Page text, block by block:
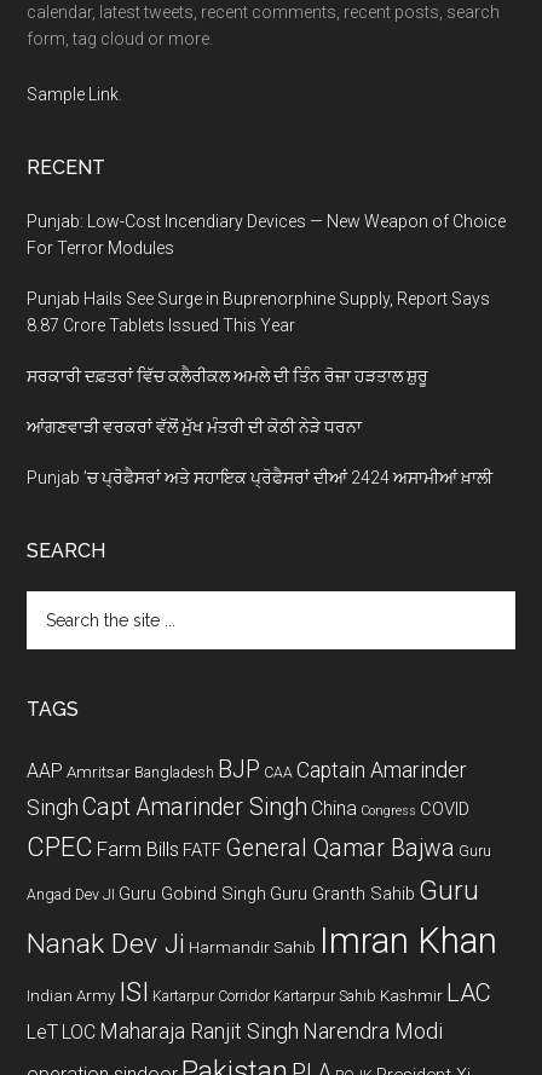
calendar, latest tweets, recent comments, recent posts, search
form, tag cloud or more.
Sample Link.
RECENT
Punjab: Low-Cost Incendiary Devices — New Weapon of Choice
For Terror Modules
Punjab Hails See Surge in Buprenorphine Supply, Report Says
8.87 Crore Tablets Issued This Year
ਸਰਕਾਰੀ ਦਫ਼ਤਰਾਂ ਵਿੱਚ ਕਲੈਰੀਕਲ ਅਮਲੇ ਦੀ ਤਿੰਨ ਰੋਜ਼ਾ ਹੜਤਾਲ ਸ਼ੁਰੂ
ਆਂਗਣਵਾੜੀ ਵਰਕਰਾਂ ਵੱਲੋਂ ਮੁੱਖ ਮੰਤਰੀ ਦੀ ਕੋਠੀ ਨੇੜੇ ਧਰਨਾ
Punjab ’ਚ ਪ੍ਰੋਫੈਸਰਾਂ ਅਤੇ ਸਹਾਇਕ ਪ੍ਰੋਫੈਸਰਾਂ ਦੀਆਂ 2424 ਅਸਾਮੀਆਂ ਖ਼ਾਲੀ
SEARCH
the
TAGS
AAP Amritsar Bangladesh BJP CAA Captain Amarinder
Singh Capt Amarinder Singh China Congress COVID
CPEC Farm Bills FATF General Qamar Bajwa Guru
Angad Dev JI Guru Gobind Singh Guru Granth Sahib Guru
Nanak Dev Ji Harmandir Sahib Imran Khan
Indian Army ISI Kartarpur Corridor Kartarpur Sahib Kashmir LAC
LeT LOC Maharaja Ranjit Singh Narendra Modi